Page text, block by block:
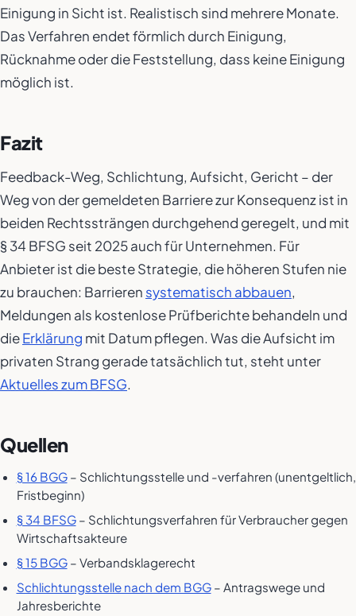
Einigung in Sicht ist. Realistisch sind mehrere Monate.
Das Verfahren endet förmlich durch Einigung,
Rücknahme oder die Feststellung, dass keine Einigung
möglich ist.
Fazit
Feedback-Weg, Schlichtung, Aufsicht, Gericht – der
Weg von der gemeldeten Barriere zur Konsequenz ist in
beiden Rechtssträngen durchgehend geregelt, und mit
§ 34 BFSG seit 2025 auch für Unternehmen. Für
Anbieter ist die beste Strategie, die höheren Stufen nie
zu brauchen: Barrieren systematisch abbauen,
Meldungen als kostenlose Prüfberichte behandeln und
dieErklärung mit Datum pflegen. Was die Aufsicht im
privaten Strang gerade tatsächlich tut, steht unter
Aktuelles zum BFSG.
Quellen
§ 16 BGG– Schlichtungsstelle und -verfahren (unentgeltlich,
Fristbeginn)
§ 34 BFSG– Schlichtungsverfahren für Verbraucher gegen
Wirtschaftsakteure
§ 15 BGG– Verbandsklagerecht
Schlichtungsstelle nach dem BGG– Antragswege und
Jahresberichte